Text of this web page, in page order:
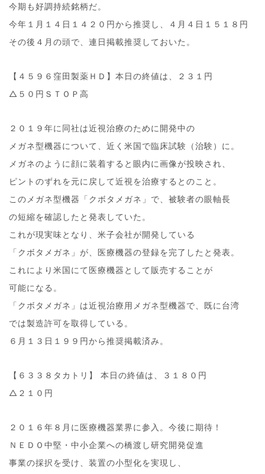
今期も好調持続銘柄だ。
今年１月１４日１４２０円から推奨し、４月４日１５１８円
その後４月の頭で、連日掲載推奨しておいた。
【４５９６窪田製薬ＨＤ】本日の終値は、２３１円
△５０円ＳＴＯＰ高
２０１９年に同社は近視治療のために開発中の
メガネ型機器について、近く米国で臨床試験（治験）に。
メガネのように顔に装着すると眼内に画像が投映され、
ピントのずれを元に戻して近視を治療するとのこと。
このメガネ型機器「クボタメガネ」で、被験者の眼軸長
の短縮を確認したと発表していた。
これが現実味となり、米子会社が開発している
「クボタメガネ」が、医療機器の登録を完了したと発表。
これにより米国にて医療機器として販売することが
可能になる。
「クボタメガネ」は近視治療用メガネ型機器で、既に台湾
では製造許可を取得している。
６月１３日１９９円から推奨掲載済み。
【６３３８タカトリ】 本日の終値は、３１８０円
△２１０円
２０１６年８月に医療機器業界に参入。今後に期待！
ＮＥＤＯ中堅・中小企業への橋渡し研究開発促進
事業の採択を受け、装置の小型化を実現し、